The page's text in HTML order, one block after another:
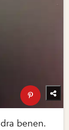
benen.